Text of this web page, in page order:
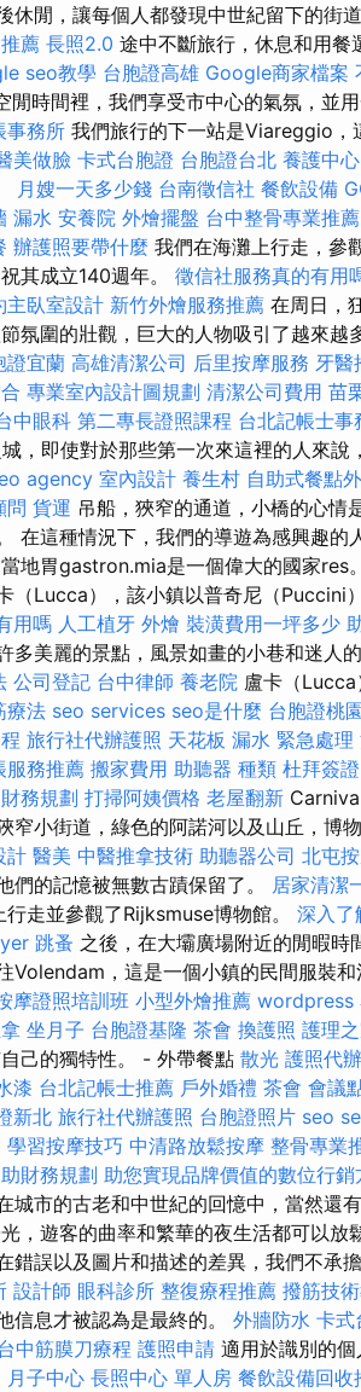
休閒，讓每個人都發現中世紀留下的街
薦 長照2.0 途中不斷旅行，休息和用餐
seo教學 台胞證高雄 Google商家檔案
時間裡，我們享受市中心的氣氛，並
事務所 我們旅行的下一站是Viareggio，
美做臉 卡式台胞證 台胞證台北 養護中
月嫂一天多少錢 台南徵信社 餐飲設備
漏水 安養院 外燴擺盤 台中整骨專業推薦
辦護照要帶什麼 我們在海灘上行走，參
其成立140週年。 徵信社服務真的有用
主臥室設計 新竹外燴服務推薦 在周日，
氛圍的壯觀，巨大的人物吸引了越來越
證宜蘭 高雄清潔公司 后里按摩服務 牙醫
專業室內設計圖規劃 清潔公司費用 苗
中眼科 第二專長證照課程 台北記帳士事
，即使對於那些第一次來這裡的人來
agency 室內設計 養生村 自助式餐點
問 貨運 吊船，狹窄的通道，小橋的心情
在這種情況下，我們的導遊為感興趣的
地胃gastron.mia是一個偉大的國家res
（Lucca），該小鎮以普奇尼（Puccini
用嗎 人工植牙 外燴 裝潢費用一坪多少
多美麗的景點，風景如畫的小巷和迷人
公司登記 台中律師 養老院 盧卡（
療法 seo services seo是什麼 台胞證桃
旅行社代辦護照 天花板 漏水 緊急處理
服務推薦 搬家費用 助聽器 種類 杜拜簽證
務規劃 打掃阿姨價格 老屋翻新
窄小街道，綠色的阿諾河以及山丘，博
計 醫美 中醫推拿技術 助聽器公司 北屯
們的記憶被無數古蹟保留了。
居家清潔
行走並參觀了Rijksmuse博物館。 深入了
跳蚤 之後，在大壩廣場附近的閒暇時
Volendam，這是一個小鎮的民間服裝和
摩證照培訓班 小型外燴推薦 wordpress
坐月子 台胞證基隆 茶會 換護照 護理
己的獨特性。 - 外帶餐點 散光 護照代辦
漆 台北記帳士推薦 戶外婚禮 茶會 會議
新北 旅行社代辦護照 台胞證照片 seo
學習按摩技巧 中清路放鬆按摩 整骨專業
財務規劃 助您實現品牌價值的數位行銷
城市的古老和中世紀的回憶中，當然還
，遊客的曲率和繁華的夜生活都可以放
錯誤以及圖片和描述的差異，我們不承
設計師 眼科診所 整復療程推薦 撥筋技
信息才被認為是最終的。 外牆防水 卡式
中筋膜刀療程 護照申請 適用於識別的
月子中心 長照中心 單人房 餐飲設備回收